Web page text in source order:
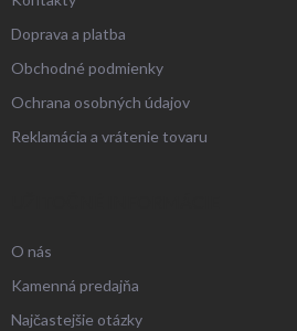
Doprava a platba
Obchodné podmienky
Ochrana osobných údajov
Reklamácia a vrátenie tovaru
O nás
Kamenná predajňa
Najčastejšie otázky